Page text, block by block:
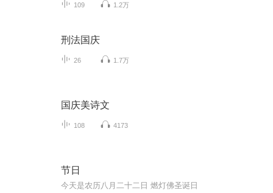
109 1.2万
刑法国庆
26 1.7万
国庆美诗文
108 4173
节日
今天是农历八月二十二日 燃灯佛圣诞日